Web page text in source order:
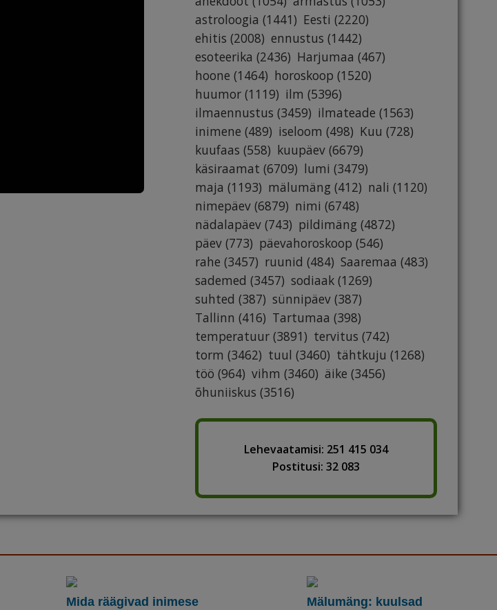
astroloogia (1441) Eesti (2220)
ehitis (2008) ennustus (1442)
esoteerika (2436) Harjumaa (467)
hoone (1464) horoskoop (1520)
huumor (1119) ilm (5396)
ilmaennustus (3459) ilmateade (1563)
inimene (489) iseloom (498) Kuu (728)
kuufaas (558) kuupäev (6679)
käsiraamat (6709) lumi (3479)
maja (1193) mälumäng (412) nali (1120)
nimepäev (6879) nimi (6748)
nädalapäev (743) pildimäng (4872)
päev (773) päevahoroskoop (546)
rahe (3457) ruunid (484) Saaremaa (483)
sademed (3457) sodiaak (1269)
suhted (387) sünnipäev (387)
Tallinn (416) Tartumaa (398)
temperatuur (3891) tervitus (742)
torm (3462) tuul (3460) tähtkuju (1268)
töö (964) vihm (3460) äike (3456)
õhuniiskus (3516)
Lehevaatamisi: 251 415 034
Postitusi: 32 083
Mida räägivad inimese
Mälumäng: kuulsad